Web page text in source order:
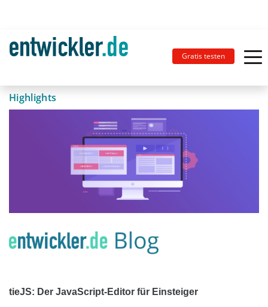
Gratis testen
Highlights
tieJS: Der JavaScript-Editor für Einsteiger